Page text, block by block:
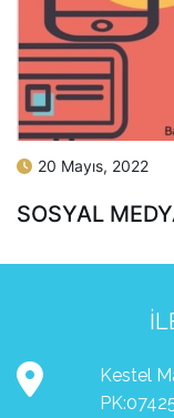
20 Mayıs, 2022
SOSYAL
Kestel